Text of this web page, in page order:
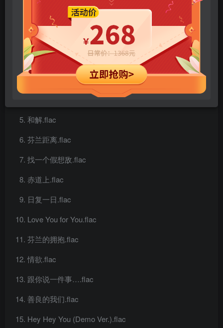
您当前未登录！建议登陆后购买，可保存购买订单
Bloom Again.flac
Hey Hey You.flac
Rebecca.flac
和解.flac
芬兰距离.flac
找一个假想敌.flac
赤道上.flac
日复一日.flac
Love You for You.flac
芬兰的拥抱.flac
情欲.flac
跟你说一件事….flac
善良的我们.flac
Hey Hey You (Demo Ver.).flac